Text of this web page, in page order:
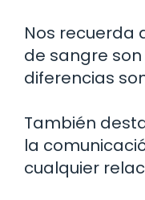
Nos recuerda
de sangre
diferencias
También
la
cualquier